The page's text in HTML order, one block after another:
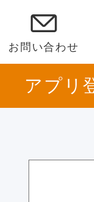
アプリ
お問い合わせ